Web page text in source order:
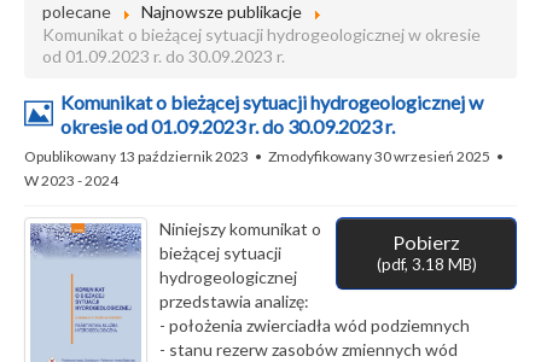
polecane
Najnowsze publikacje
Komunikat o bieżącej sytuacji hydrogeologicznej w okresie
od 01.09.2023 r. do 30.09.2023 r.
Obrazek
Komunikat o bieżącej sytuacji hydrogeologicznej w
okresie od 01.09.2023 r. do 30.09.2023 r.
Opublikowany 13 październik 2023
Zmodyfikowany 30 wrzesień 2025
W2023 - 2024
Pobierz
(pdf, 3.18 MB)
Niniejszy komunikat o
bieżącej sytuacji
hydrogeologicznej
przedstawia analizę:
- położenia zwierciadła wód podziemnych
- stanu rezerw zasobów zmiennych wód